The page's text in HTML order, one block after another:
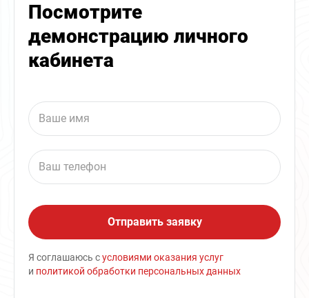
Посмотрите
демонстрацию личного
кабинета
Я соглашаюсь сусловиями оказания услуг
и политикой обработки персональных данных